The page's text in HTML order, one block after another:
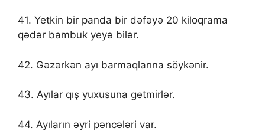
41. Yetkin bir panda bir dəfəyə 20 kiloqrama
qədər bambuk yeyə bilər.
42. Gəzərkən ayı barmaqlarına söykənir.
43. Ayılar qış yuxusuna getmirlər.
44. Ayıların əyri pəncələri var.